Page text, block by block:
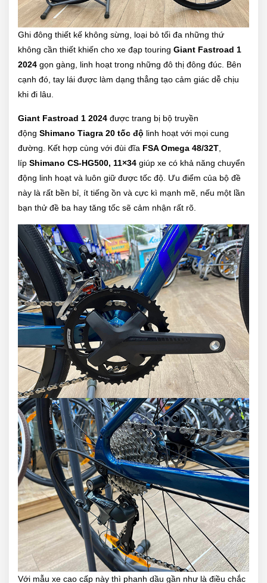
Ghi đông thiết kế không sừng, loại bỏ tối đa những thứ
không cần thiết khiến cho xe đạp touring Giant Fastroad 1
2024 gọn gàng, linh hoạt trong những đô thị đông đúc. Bên
cạnh đó, tay lái được làm dạng thẳng tạo cảm giác dễ chịu
khi đi lâu.
Giant Fastroad 1 2024 được trang bị bộ truyền
động Shimano Tiagra 20 tốc độ linh hoạt với mọi cung
đường. Kết hợp cùng với đùi đĩa FSA Omega 48/32T,
líp Shimano CS-HG500, 11×34 giúp xe có khả năng chuyển
động linh hoạt và luôn giữ được tốc độ. Ưu điểm của bộ đề
này là rất bền bỉ, ít tiếng ồn và cực kì mạnh mẽ, nếu một lần
bạn thử đề ba hay tăng tốc sẽ cảm nhận rất rõ.
Với mẫu xe cao cấp này thì phanh dầu gần như là điều chắc